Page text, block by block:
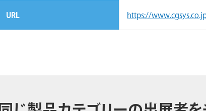
URL https://